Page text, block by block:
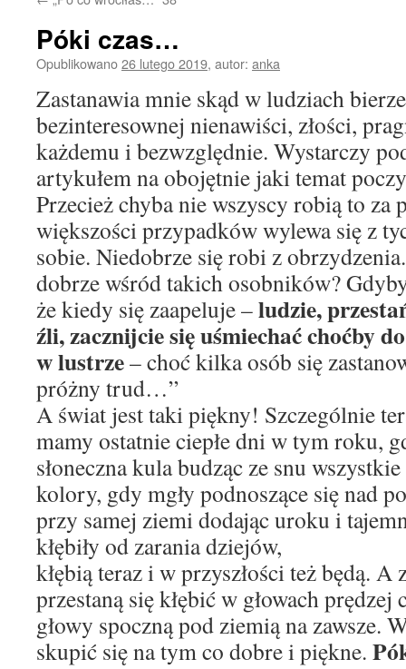
Póki czas…
Opublikowano26 lutego 2019, autor: anka
Zastanawia mnie skąd w ludziach
bezinteresownej nienawiści, złości,
każdemu i bezwzględnie. Wystarczy
artykułem na obojętnie jaki temat
Przecież chyba nie wszyscy robią to za
większości przypadków wylewa się z
sobie. Niedobrze się robi z
dobrze wśród takich osobników?
że kiedy się zaapeluje –ludzie,
źli, zacznijcie sięuśmiechać choćby
w lustrze– choć kilka osób się
próżny trud…”
A świat jest taki piękny! Szczególnie
mamy ostatnie ciepłe dni w tym roku,
słoneczna kula budząc ze snu
kolory, gdy mgły podnoszące się nad
przy samej ziemi dodając uroku i
kłębiły od zarania dziejów,
kłębią teraz i w przyszłości też będą. A
przestaną się kłębić w głowach
głowy spoczną pod ziemią na zawsze.
skupić się na tym co dobre i piękne.